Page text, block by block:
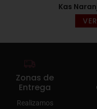
Kas
Zonas de
Entrega
Realizamos